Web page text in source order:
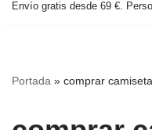
Envío gratis desde 69 €.
Portada » comprar